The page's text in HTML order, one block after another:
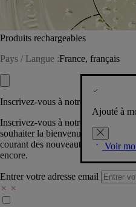
Produits rechargeables
Pays / Langue :France, français
Ajouté à
Voir
Inscrivez-vous à notre Newsletter
Inscrivez-vous à notre newsletter
souhaiter la bienvenue dans la
courant des nouveautés,
encore.
Entrer votre adresse email